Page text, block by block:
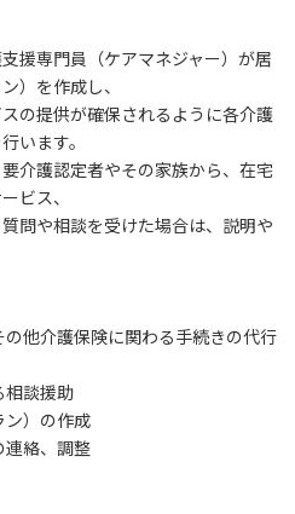
援専門員（ケアマネジャー）が居
）を作成し、
の提供が確保されるように各介護
います。
介護認定者やその家族から、在宅
ビス、
問や相談を受けた場合は、説明や
他介護保険に関わる手続きの代行
談援助
）の作成
絡、調整